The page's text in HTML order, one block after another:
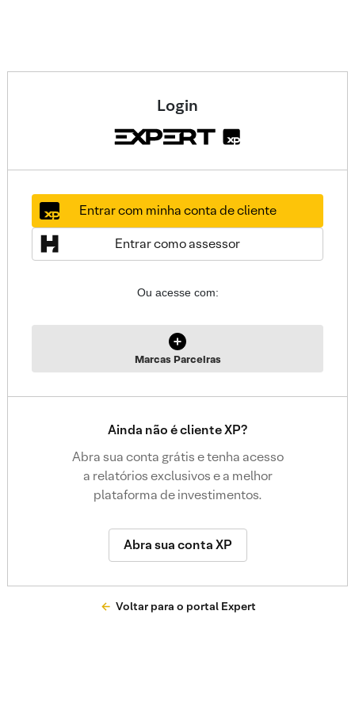
Login
Entrar com minha conta de cliente
Entrar como assessor
Ou acesse com:
Marcas Parceiras
Ainda não é cliente XP?
Abra sua conta grátis e tenha acesso
a relatórios exclusivos e a melhor
plataforma de investimentos.
Abra sua conta XP
Voltar para o portal Expert